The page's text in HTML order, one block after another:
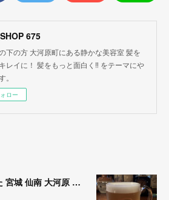
675
下の方 大河原町にある静かな美容室 髪を
レイに！ 髪をもっと面白く‼︎ をテーマにや
。
ロー
今週もお疲れさまでした 宮城 仙南 大河原 縮毛矯正 髪質改善 ヘナ 美容室 SATO WORK SHOP